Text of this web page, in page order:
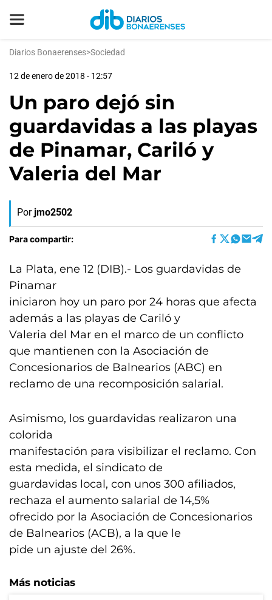
Diarios Bonaerenses>Sociedad
12 de enero de 2018 - 12:57
Un paro dejó sin
guardavidas a las playas
de Pinamar, Cariló y
Valeria del Mar
Por jmo2502
Para compartir:
La Plata, ene 12 (DIB).- Los guardavidas de
Pinamar
iniciaron hoy un paro por 24 horas que afecta
además a las playas de Cariló y
Valeria del Mar en el marco de un conflicto
que mantienen con la Asociación de
Concesionarios de Balnearios (ABC) en
reclamo de una recomposición salarial.
Asimismo, los guardavidas realizaron una
colorida
manifestación para visibilizar el reclamo. Con
esta medida, el sindicato de
guardavidas local, con unos 300 afiliados,
rechaza el aumento salarial de 14,5%
ofrecido por la Asociación de Concesionarios
de Balnearios (ACB), a la que le
pide un ajuste del 26%.
Más noticias